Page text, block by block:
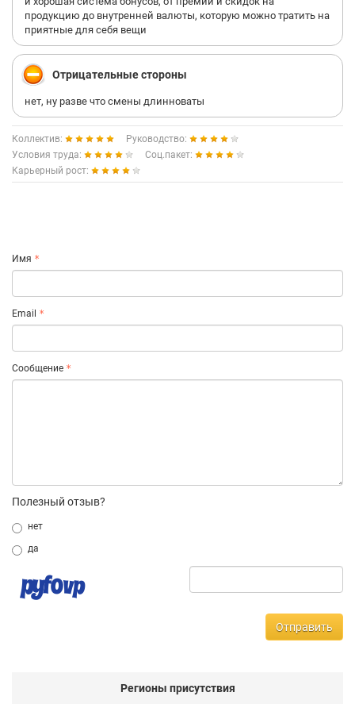
продукцию до внутренней валюты, которую можно тратить на
приятные для себя вещи
Отрицательные стороны
нет, ну разве что смены длинноваты
Коллектив:
Руководство:
Условия труда:
Соц.пакет:
Карьерный рост:
Имя
Email
Сообщение
Полезный отзыв?
нет
да
Отправить
Регионы присутствия